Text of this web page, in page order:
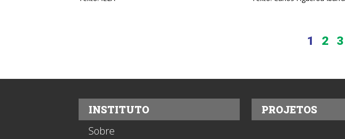
1 2 3
INSTITUTO
Sobre
PROJETOS